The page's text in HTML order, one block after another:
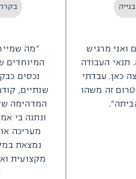
ואני מרגיש
תנאי העבודה
כאן. עבדתי
זה משהו
"מה
המיוחדים
נכסים
שנתיים,
המדהימה
ונתנה בי
מעריכה
נמצאת
מקצועית